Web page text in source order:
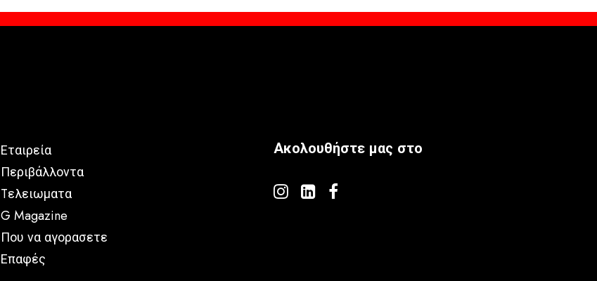
Εταιρεία
Περιβάλλοντα
Tελειωματα
G Magazine
Που να αγορασετε
Επαφές
Ακολουθήστε μας στο